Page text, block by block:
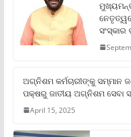
ସଂସ୍କାର
ଅଗ୍ନିଶମ କର୍ମଚାରୀଙ୍କୁ ସମ୍ମାନ
ପକ୍ଷରୁ ଜାତୀୟ ଅଗ୍ନିଶମ ସେବା
April 15, 2025